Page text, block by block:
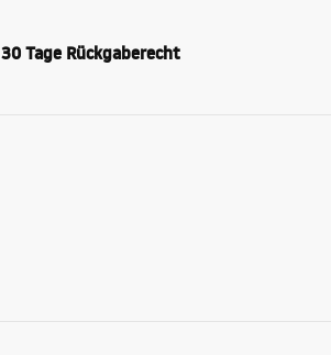
30 Tage Rückgaberecht